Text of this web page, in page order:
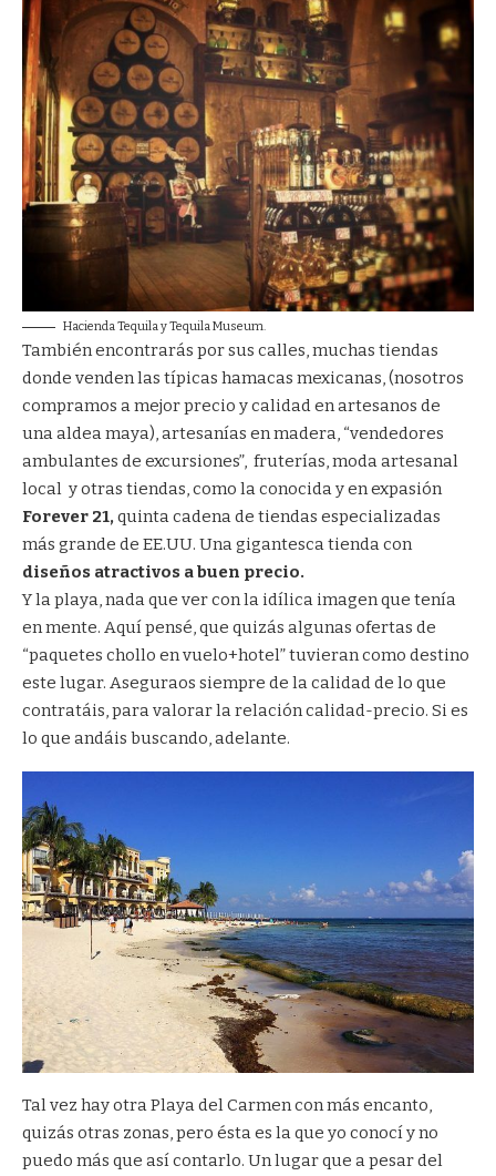
Hacienda Tequila y Tequila Museum.
También encontrarás por sus calles, muchas tiendas
donde venden las típicas hamacas mexicanas, (nosotros
compramos a mejor precio y calidad en artesanos de
unaaldea maya), artesanías en madera, “vendedores
ambulantes de excursiones”, fruterías, moda artesanal
local y otras tiendas, como la conocida y en expasión
Forever 21,quinta cadena de tiendas especializadas
más grande de EE.UU. Una gigantesca tienda con
diseños atractivos a buen precio.
Y la playa, nada que ver con la idílica imagen que tenía
en mente. Aquí pensé, que quizás algunas ofertas de
“paquetes chollo en vuelo+hotel” tuvieran como destino
este lugar. Aseguraos siempre de la calidad de lo que
contratáis, para valorar la relación calidad-precio. Si es
lo que andáis buscando, adelante.
Tal vez hay otra Playa del Carmen con más encanto,
quizás otras zonas, pero ésta es la que yo conocí y no
puedo más que así contarlo. Un lugar que a pesar del